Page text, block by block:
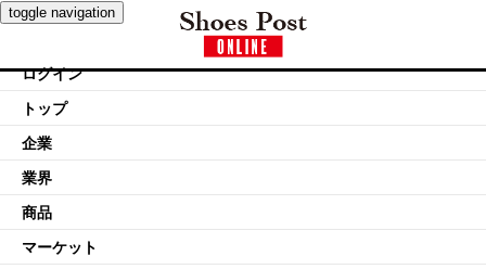
toggle navigation
ログイン
トップ
企業
業界
商品
マーケット